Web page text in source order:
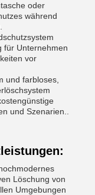
oder
während
für Unternehmen
vor
und farbloses,
und Szenarien..
Löschung von
Umgebungen